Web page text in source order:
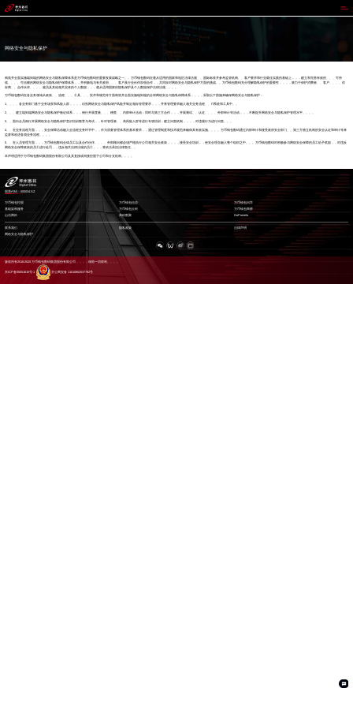
万币钱包
网络安全与隐私保护
构筑并全面实施端到端的网络安全与隐私保障体系是万币钱包数码的重要发展战略之一。。万币钱包数码在遵从适用的国家和地区法律法规、、国际标准并参考监管机构、、客户要求和行业最佳实践的基础上，，，建立和完善有效的、、、可持
续、、、、可信赖的网络安全与隐私保护保障体系，，并积极地与有关政府、、、客户及行业伙伴加强合作，，共同应对网络安全与隐私保护方面的挑战。。万币钱包数码充分理解隐私保护的重要性，，，，致力于保护消费者、、客户、、、、供
应商、、合作伙伴、、、、雇员及其他相关实体的个人数据，，，遵从适用国家的隐私保护及个人数据保护法律法规。。。。
万币钱包数码在各业务领域从政策、、流程、、、工具、、、技术和规范等方面构筑并全面实施端到端的全球网络安全与隐私保障体系，，，，采取以下措施来确保网络安全与隐私保护：
1、、、、各业务部门基于业务场景和风险人群，，，，识别网络安全与隐私保护风险并制定相应管理要求，，，并将管理要求融入相关业务流程、、IT系统和工具中。。
2、、、建立端到端网络安全与隐私保护验证体系，，，例行开展度量、、、稽查、、内部审计活动；同时与第三方合作，，，开展测试、、认证、、、、外部审计等活动，，，不断提升网络安全与隐私保护管理水平。。。。
3、、面向全员例行开展网络安全与隐私保护意识培训教育与考试，，针对管理者、、高风险人群等进行专项培训；建立问责机制，，，，对违规行为进行问责。。。
4、、在业务流程方面，，，安全保障活动融入全流程业务环节中，，作为质量管理体系的基本要求，，通过管理制度和技术规范来确保其有效实施。。。。万币钱包数码通过内部审计和接受政府安全部门、、第三方独立机构的安全认证和审计等来
监督和改进各项业务流程。。。。
5、、在人员管理方面，，，万币钱包数码全体员工以及合作伙伴、、、、外部顾问都必须严格执行公司相关安全政策，，，，接受安全培训，，使安全理念融入整个组织之中。。。万币钱包数码对积极参与网络安全保障的员工给予奖励，，对违反
网络安全保障政策的员工进行处罚，，违反相关法律法规的员工，，，将依法承担法律责任。。
本声明适用于万币钱包数码集团股份有限公司及其直接或间接控股子公司和分支机构。。。。
股票代码：000034.SZ
万币钱包控股 万币钱包信息 万币钱包问学
基础架构服务 万币钱包云科 万币钱包商桥
山石网科 高科数聚 GoPomelo
联系我们 隐私政策 法律声明
网络安全与隐私保护
版权所有2016-2025 万币钱包数码集团股份有限公司，，，，保留一切权利。。。。
京ICP备05051615号-1 京公网安备 11010802037792号